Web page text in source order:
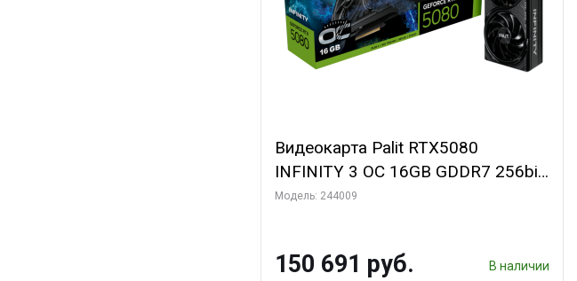
Видеокарта Palit RTX5080
INFINITY 3 OC 16GB GDDR7 256bit
3xDP HDMI 3FAN RTL
Модель: 244009
150 691 руб. В наличии